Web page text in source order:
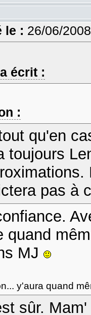
le : 26/06/
écrit :
:
qu'en
toujours
pas à
quand
MJ
y'aura quand
sûr.